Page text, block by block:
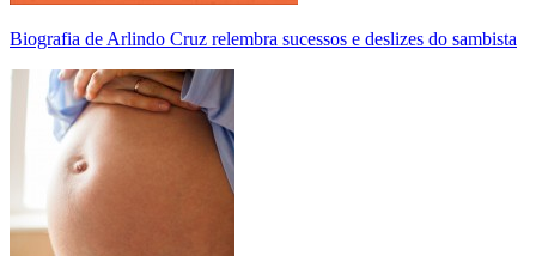
Biografia de Arlindo Cruz relembra sucessos e deslizes do sambista